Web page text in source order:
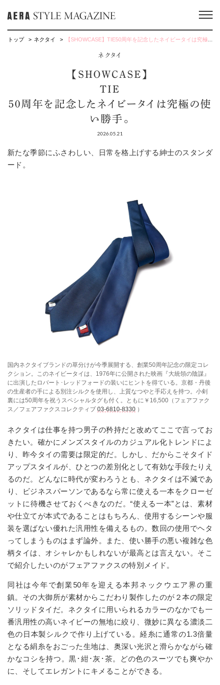
トップ ネクタイ 【SHOWCASE】TIE50周年を記念したネイビータイは究極の使い勝手。
ネクタイ
【SHOWCASE】
TIE
50周年を記念したネイビータイは究極の使
い勝手。
2026.05.21
新たな季節にふさわしい、日常を格上げする紳士のスタンダ
ード。
国内ネクタイブランドの草分けが今季展開する、創業50周年記念の限定コレ
クション。このネイビータイは、1976年に公開された映画『大統領の陰謀』
に出演したロバート･レッドフォードの装いにヒントを得ている。京都・丹後
の生産者の手による別注シルクを使用し、上質なつやと手応えを持つ。小剣
裏には50周年を祝うスペシャルタグも付く。ともに￥16,500（フェアファク
ス／フェアファクスコレクティブ 03-6810-8330 ）
ネクタイは仕事を持つ男子の矜持だと改めてここで言ってお
きたい。確かにメンズスタイルのカジュアル化トレンドによ
り、昨今タイの需要は限定的だ。しかし、だからこそタイド
アップスタイルが、ひとつの差別化として有効な手段たりえ
るのだ。どんなに時代が変わろうとも、ネクタイは不滅であ
り、ビジネスパーソンであるなら常に使える一本をクローゼ
ットに待機させておくべきなのだ。“使える一本”とは、素材
や仕立てが本式であることはもちろん、使用するシーンや服
装を選ばない優れた汎用性を備えるもの。数回の使用でヘタ
ってしまうものはまず論外。また、使い勝手の悪い複雑な色
柄タイは、オシャレかもしれないが最高とは言えない。そこ
で紹介したいのがフェアファクスの特別メイド。
同社は今年で創業50年を迎える本邦ネックウエア界の重
鎮。その大御所が素材からこだわり製作したのが２本の限定
ソリッドタイだ。ネクタイに用いられるカラーのなかでも一
番汎用性の高いネイビーの無地に絞り、微妙に異なる濃淡二
色の日本製シルクで作り上げている。経糸に通常の1.3倍量
となる絹糸をおごった生地は、奥深い光沢と滑らかながら確
かなコシを持つ。黒･紺･灰･茶。どの色のスーツでも爽やか
に、そしてエレガントにキメることができる。